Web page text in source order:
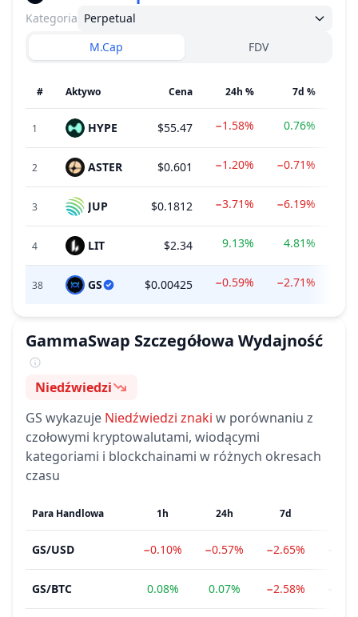
Kategoria Perpetual
M.Cap
FDV
# Aktywo Cena 24h % 7d %
1 HYPE $55.47 −1.58% 0.76%
2 ASTER $0.601 −1.20% −0.71%
3 JUP $0.1812 −3.71% −6.19%
4 LIT $2.34 9.13% 4.81%
38 GS $0.00425 −0.59% −2.71%
GammaSwap Szczegółowa Wydajność
Nastroje
Niedźwiedzi
GS wykazuje Niedźwiedzi znaki w porównaniu z
czołowymi kryptowalutami, wiodącymi
kategoriami i blockchainami w różnych okresach
czasu
Para Handlowa 1h 24h 7d
GS/USD −0.10% −0.57% −2.65%
GS/BTC 0.08% 0.07% −2.58%